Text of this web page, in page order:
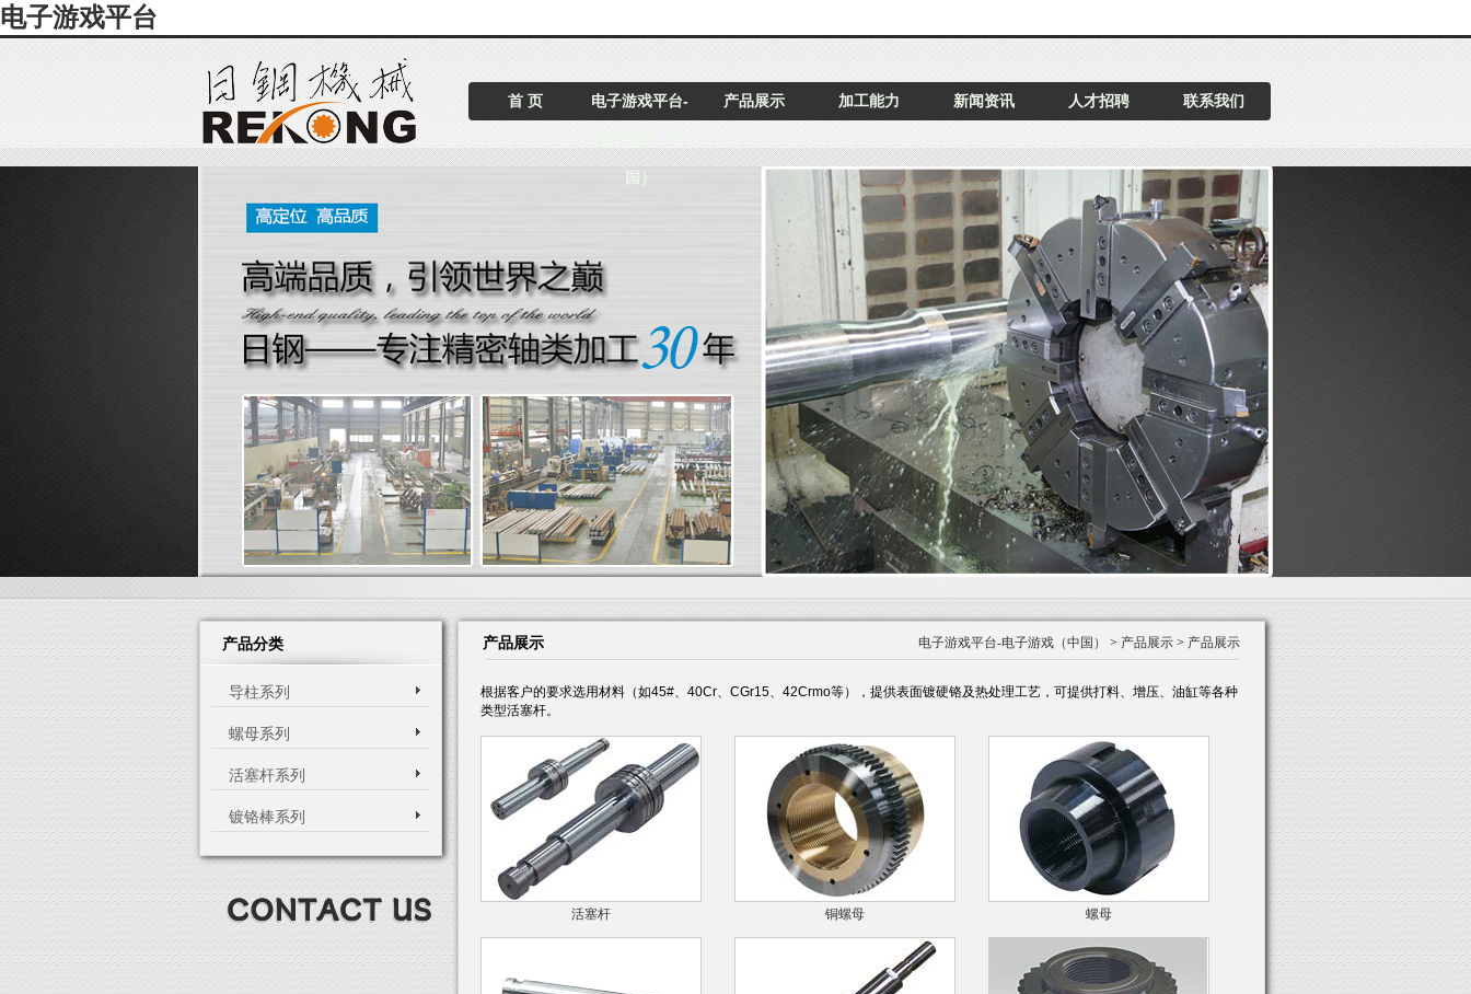
电子游戏平台
首 页 电子游戏平台-
国）
产品展示 加工能力 新闻资讯 人才招聘 联系我们
产品分类
导柱系列
螺母系列
活塞杆系列
镀铬棒系列
产品展示 电子游戏平台-电子游戏（中国） > 产品展示 > 产品展示
根据客户的要求选用材料（如45#、40Cr、CGr15、42Crmo等），提供表面镀硬铬及热处理工艺，可提供打料、增压、油缸等各种
类型活塞杆。
活塞杆 铜螺母 螺母